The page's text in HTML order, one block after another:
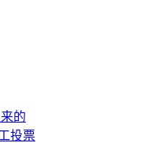
的
投票